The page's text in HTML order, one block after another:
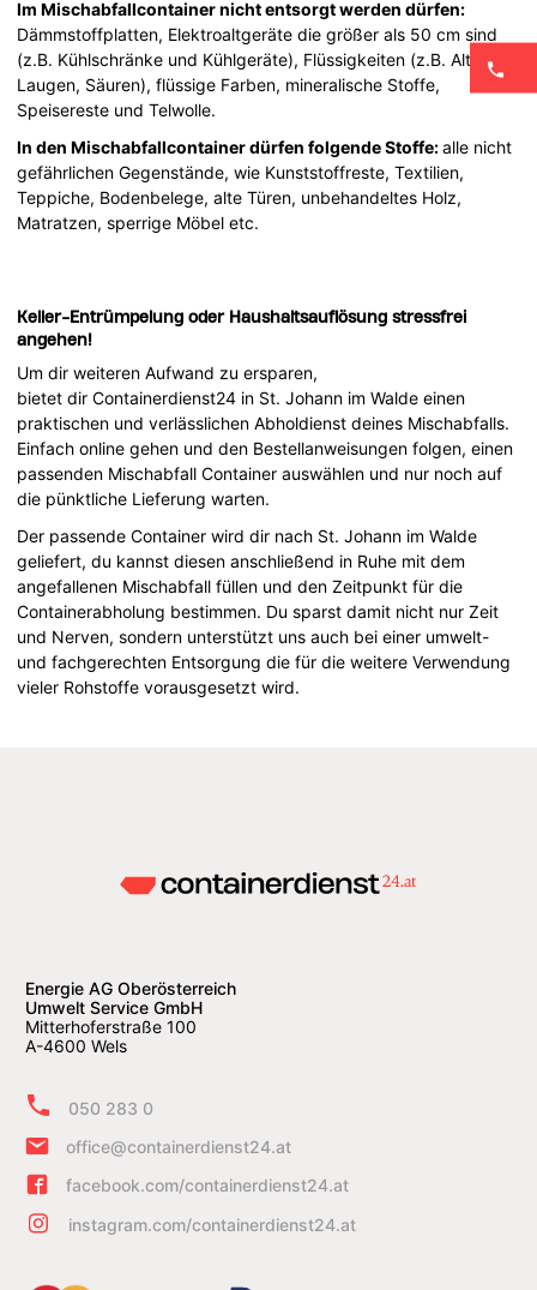
Im Mischabfallcontainer nicht entsorgt werden dürfen:
Dämmstoffplatten, Elektroaltgeräte die größer als 50 cm sind
(z.B. Kühlschränke und Kühlgeräte), Flüssigkeiten (z.B. Altöl,
Laugen, Säuren), flüssige Farben, mineralische Stoffe,
Speisereste und Telwolle.
In den Mischabfallcontainer dürfen folgende Stoffe:alle nicht
gefährlichen Gegenstände, wie Kunststoffreste, Textilien,
Teppiche, Bodenbelege, alte Türen, unbehandeltes Holz,
Matratzen, sperrige Möbel etc.
Keller-Entrümpelung oder Haushaltsauflösung stressfrei
angehen!
Um dir weiteren Aufwand zu ersparen,
bietet dir Containerdienst24 in St. Johann im Walde einen
praktischen und verlässlichen Abholdienst deines Mischabfalls.
Einfach online gehen und den Bestellanweisungen folgen, einen
passenden Mischabfall Container auswählen und nur noch auf
die pünktliche Lieferung warten.
Der passende Container wird dir nach St. Johann im Walde
geliefert, du kannst diesen anschließend in Ruhe mit dem
angefallenen Mischabfall füllen und den Zeitpunkt für die
Containerabholung bestimmen. Du sparst damit nicht nur Zeit
und Nerven, sondern unterstützt uns auch bei einer umwelt-
und fachgerechten Entsorgung die für die weitere Verwendung
vieler Rohstoffe vorausgesetzt wird.
Energie AG Oberösterreich
Umwelt Service GmbH
Mitterhoferstraße 100
A-4600 Wels
050 283 0
office@containerdienst24.at
facebook.com/containerdienst24.at
instagram.com/containerdienst24.at